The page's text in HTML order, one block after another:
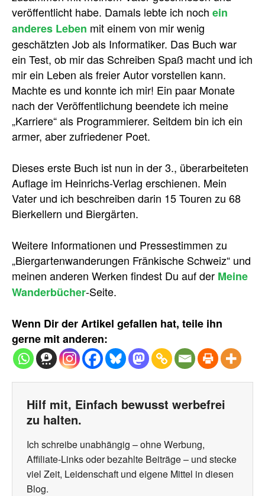
veröffentlicht habe. Damals lebte ich noch ein
anderes Leben mit einem von mir wenig
geschätzten Job als Informatiker. Das Buch war
ein Test, ob mir das Schreiben Spaß macht und ich
mir ein Leben als freier Autor vorstellen kann.
Machte es und konnte ich mir! Ein paar Monate
nach der Veröffentlichung beendete ich meine
„Karriere“ als Programmierer. Seitdem bin ich ein
armer, aber zufriedener Poet.
Dieses erste Buch ist nun in der 3., überarbeiteten
Auflage im Heinrichs-Verlag erschienen. Mein
Vater und ich beschreiben darin 15 Touren zu 68
Bierkellern und Biergärten.
Weitere Informationen und Pressestimmen zu
„Biergartenwanderungen Fränkische Schweiz“ und
meinen anderen Werken findest Du auf der Meine
Wanderbücher-Seite.
Wenn Dir der Artikel gefallen hat, teile ihn
gerne mit anderen:
Hilf mit, Einfach bewusst werbefrei
zu halten.
Ich schreibe unabhängig – ohne Werbung,
Affiliate-Links oder bezahlte Beiträge – und stecke
viel Zeit, Leidenschaft und eigene Mittel in diesen
Blog.